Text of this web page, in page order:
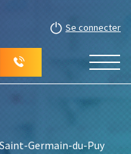
Se connecter
Germain-du-Puy